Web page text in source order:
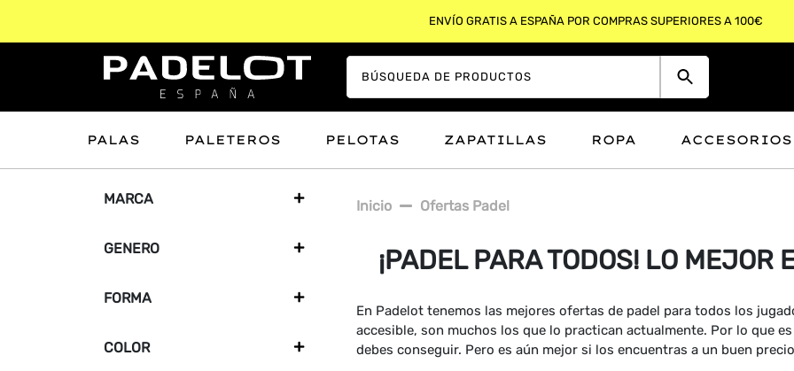
PALAS PALETEROS PELOTAS ZAPATILLAS ROPA ACCESORIOS
Inicio Ofertas Padel
¡PADEL PARA TODOS! LO MEJOR
En Padelot tenemos las mejores ofertas de padel para todos los
accesible, son muchos los que lo practican actualmente. Por lo que
debes conseguir. Pero es aún mejor si los encuentras a un buen
MARCA
GENERO
FORMA
COLOR
ENVÍO GRATIS A ESPAÑA POR COMPRAS SUPERIORES A 100€